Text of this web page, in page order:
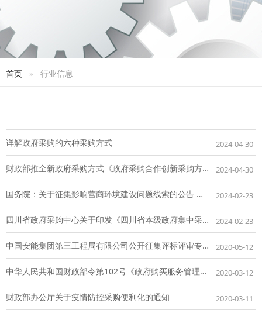
首页 行业信息
详解政府采购的六种采购方式 2024-04-30
财政部推全新政府采购方式《政府采购合作创新采购方式管理暂行办法》出炉 2024-04-30
国务院：关于征集影响营商环境建设问题线索的公告 征集设置不合理业务壁垒排斥、限制参与招标投标、政府采购等问题线索 2024-02-23
四川省政府采购中心关于印发《四川省本级政府集中采购项目实施方案(2024年版)》的通知 2024-02-23
中国安能集团第三工程局有限公司公开征集评标评审专家的公告 2020-05-12
中华人民共和国财政部令第102号《政府购买服务管理办法》 2020-03-12
财政部办公厅关于疫情防控采购便利化的通知 2020-03-11